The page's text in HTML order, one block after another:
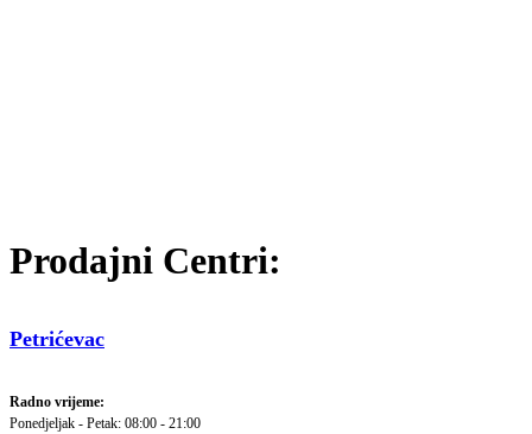
Prodajni Centri:
Petrićevac
Radno vrijeme:
Ponedjeljak - Petak: 08:00 - 21:00